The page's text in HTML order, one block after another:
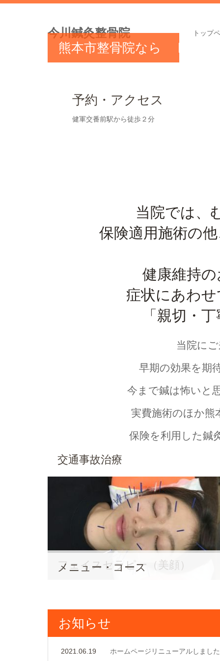
今川鍼灸整骨院 トップ
熊本市整骨院なら
ち打ち治療対応！
ュ
ー
ア
ル
ま
た。
予約・アクセス
健軍交番前駅から徒歩２分
当院では、
保険適用施術の
健康維持
症状にあわ
「親切・
当院に
早期の効果を期
今まで鍼は怖いと
実費施術のほか熊
保険を利用した鍼
交通事故治療
フェイスセラピー（美顔）
メニュー・コース
お知らせ
2021.06.19 ホームページリニューアルしまし